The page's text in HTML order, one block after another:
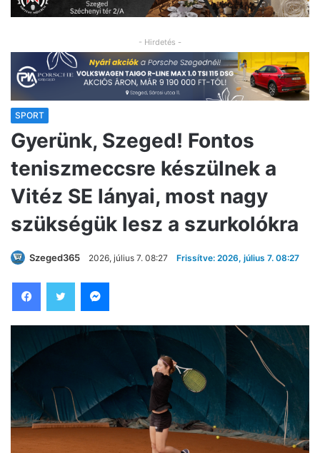
- Hirdetés -
SPORT
Gyerünk, Szeged! Fontos
teniszmeccsre készülnek a
Vitéz SE lányai, most nagy
szükségük lesz a szurkolókra
Szeged365 2026, július 7. 08:27 Frissítve: 2026, július 7. 08:27